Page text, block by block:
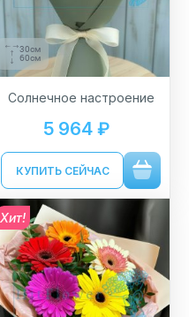
30см
60см
Солнечное настроение
5 964 ₽
КУПИТЬ СЕЙЧАС
Хит!